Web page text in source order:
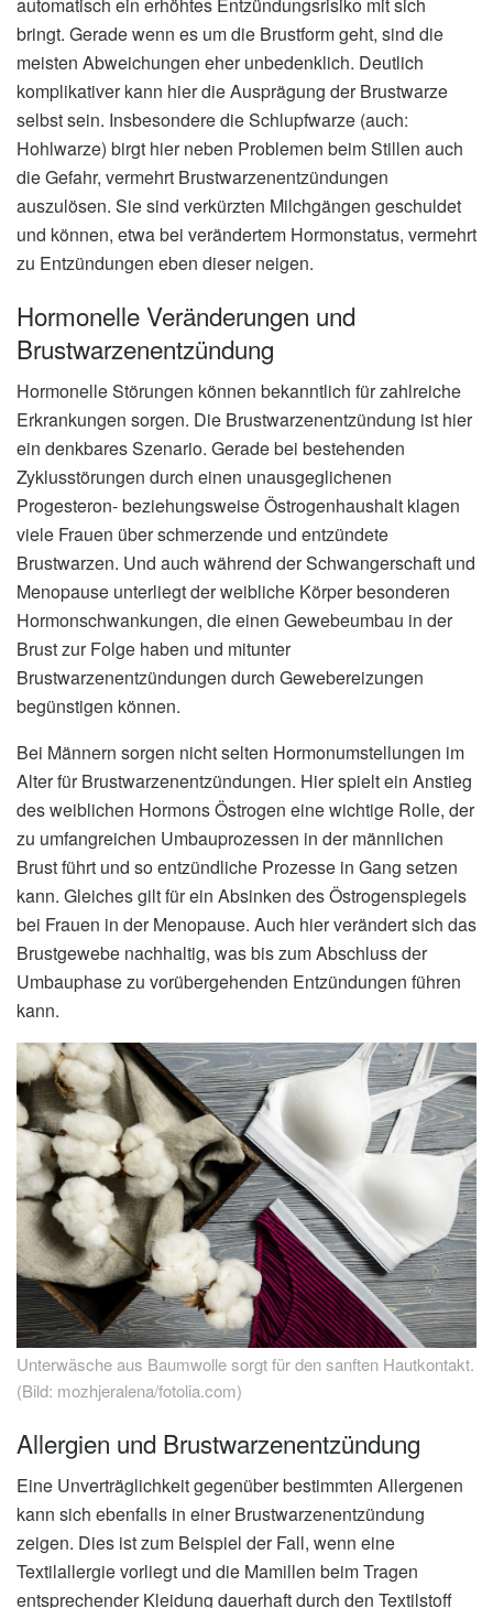
automatisch ein erhöhtes Entzündungsrisiko mit sich
bringt. Gerade wenn es um die Brustform geht, sind die
meisten Abweichungen eher unbedenklich. Deutlich
komplikativer kann hier die Ausprägung der Brustwarze
selbst sein. Insbesondere die Schlupfwarze (auch:
Hohlwarze) birgt hier neben Problemen beim Stillen auch
die Gefahr, vermehrt Brustwarzenentzündungen
auszulösen. Sie sind verkürzten Milchgängen geschuldet
und können, etwa bei verändertem Hormonstatus, vermehrt
zu Entzündungen eben dieser neigen.
Hormonelle Veränderungen und
Brustwarzenentzündung
Hormonelle Störungen können bekanntlich für zahlreiche
Erkrankungen sorgen. Die Brustwarzenentzündung ist hier
ein denkbares Szenario. Gerade bei bestehenden
Zyklusstörungen durch einen unausgeglichenen
Progesteron- beziehungsweise Östrogenhaushalt klagen
viele Frauen über schmerzende und entzündete
Brustwarzen. Und auch während der Schwangerschaft und
Menopause unterliegt der weibliche Körper besonderen
Hormonschwankungen, die einen Gewebeumbau in der
Brust zur Folge haben und mitunter
Brustwarzenentzündungen durch Gewebereizungen
begünstigen können.
Bei Männern sorgen nicht selten Hormonumstellungen im
Alter für Brustwarzenentzündungen. Hier spielt ein Anstieg
des weiblichen Hormons Östrogen eine wichtige Rolle, der
zu umfangreichen Umbauprozessen in der männlichen
Brust führt und so entzündliche Prozesse in Gang setzen
kann. Gleiches gilt für ein Absinken des Östrogenspiegels
bei Frauen in der Menopause. Auch hier verändert sich das
Brustgewebe nachhaltig, was bis zum Abschluss der
Umbauphase zu vorübergehenden Entzündungen führen
kann.
Unterwäsche aus Baumwolle sorgt für den sanften Hautkontakt.
(Bild: mozhjeralena/fotolia.com)
Allergien und Brustwarzenentzündung
Eine Unverträglichkeit gegenüber bestimmten Allergenen
kann sich ebenfalls in einer Brustwarzenentzündung
zeigen. Dies ist zum Beispiel der Fall, wenn eine
Textilallergie vorliegt und die Mamillen beim Tragen
entsprechender Kleidung dauerhaft durch den Textilstoff